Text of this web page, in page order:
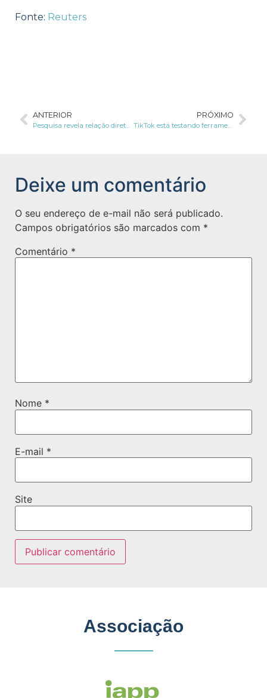
Fonte: Reuters
ANTERIOR
Pesquisa revela relação direta entre acessibilidade e privacidade; entenda
PRÓXIMO
TikTok está testando ferramenta que pretende coletar dados seguindo as diretrizes de privacidade
Deixe um comentário
O seu endereço de e-mail não será publicado.
Campos obrigatórios são marcados com *
Comentário *
Nome *
E-mail *
Site
Associação